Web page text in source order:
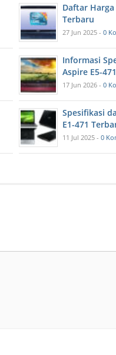
Daftar
Terbaru
27 Jun 2025 -0
Informasi
Aspire E5-
17 Jun 2026 -0
Spesifikasi
E1-471
11 Jul 2025 -0